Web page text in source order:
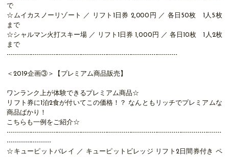
で
☆ムイカスノーリゾート ／ リフト1日券 2,000円 ／ 各日50枚 1人5枚
まで
☆シャルマン火打スキー場 ／ リフト1日券 1,000円 ／ 各日10枚 1人2枚
まで
-------------------------------------------------------------------------------------
＜2019企画③＞【プレミアム商品販売】
ワンランク上が体験できるプレミアム商品☆
リフト券に1泊2食が付いてこの価格！？ なんともリッチでプレミアムな
商品ばかり！
こちらも一例をご紹介☆
-----------------------------------------------------------------------------------------------------------
----------------------
☆キューピットバレイ ／ キューピットビレッジ リフト2日間券付き ペ